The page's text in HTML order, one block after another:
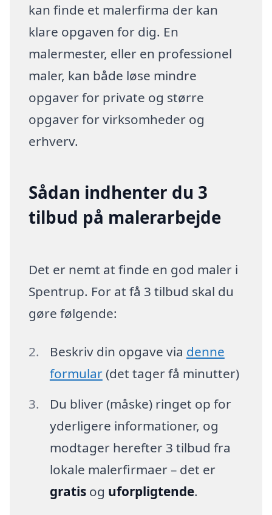
kan finde et malerfirma der kan
klare opgaven for dig. En
malermester, eller en professionel
maler, kan både løse mindre
opgaver for private og større
opgaver for virksomheder og
erhverv.
Sådan indhenter du 3
tilbud på malerarbejde
Det er nemt at finde en god maler i
Spentrup. For at få 3 tilbud skal du
gøre følgende:
Beskriv din opgave via denne
formular(det tager få minutter)
Du bliver (måske) ringet op for
yderligere informationer, og
modtager herefter 3 tilbud fra
lokale malerfirmaer – det er
gratisog uforpligtende.